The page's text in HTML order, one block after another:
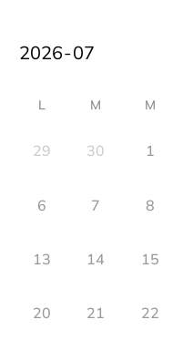
L M M
29 30 1
6 7 8
13 14 15
20 21 22